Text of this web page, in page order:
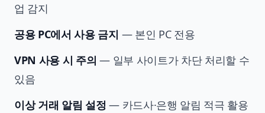
업 감지
공용 PC에서 사용 금지 — 본인 PC 전용
VPN 사용 시 주의 — 일부 사이트가 차단 처리할 수
있음
이상 거래 알림 설정 — 카드사·은행 알림 적극 활용